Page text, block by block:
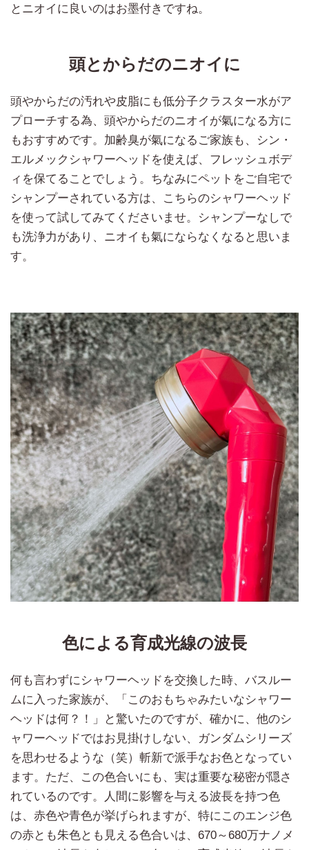
とニオイに良いのはお墨付きですね。
頭とからだのニオイに
頭やからだの汚れや皮脂にも低分子クラスター水がア
プローチする為、頭やからだのニオイが氣になる方に
もおすすめです。加齢臭が氣になるご家族も、シン・
エルメックシャワーヘッドを使えば、フレッシュボデ
ィを保てることでしょう。ちなみにペットをご自宅で
シャンプーされている方は、こちらのシャワーヘッド
を使って試してみてくださいませ。シャンプーなしで
も洗浄力があり、ニオイも氣にならなくなると思いま
す。
色による育成光線の波長
何も言わずにシャワーヘッドを交換した時、バスルー
ムに入った家族が、「このおもちゃみたいなシャワー
ヘッドは何？！」と驚いたのですが、確かに、他のシ
ャワーヘッドではお見掛けしない、ガンダムシリーズ
を思わせるような（笑）斬新で派手なお色となってい
ます。ただ、この色合いにも、実は重要な秘密が隠さ
れているのです。人間に影響を与える波長を持つ色
は、赤色や青色が挙げられますが、特にこのエンジ色
の赤とも朱色とも見える色合いは、670～680万ナノメ